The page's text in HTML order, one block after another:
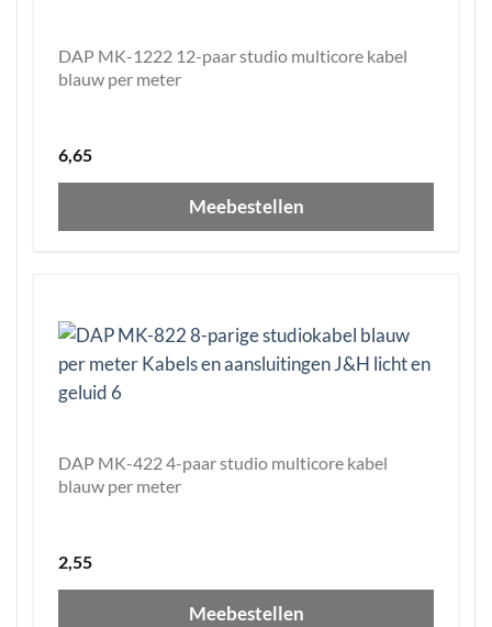
DAP MK-1222 12-paar studio multicore kabel
blauw per meter
6,65
Meebestellen
DAP MK-422 4-paar studio multicore kabel
blauw per meter
2,55
Meebestellen